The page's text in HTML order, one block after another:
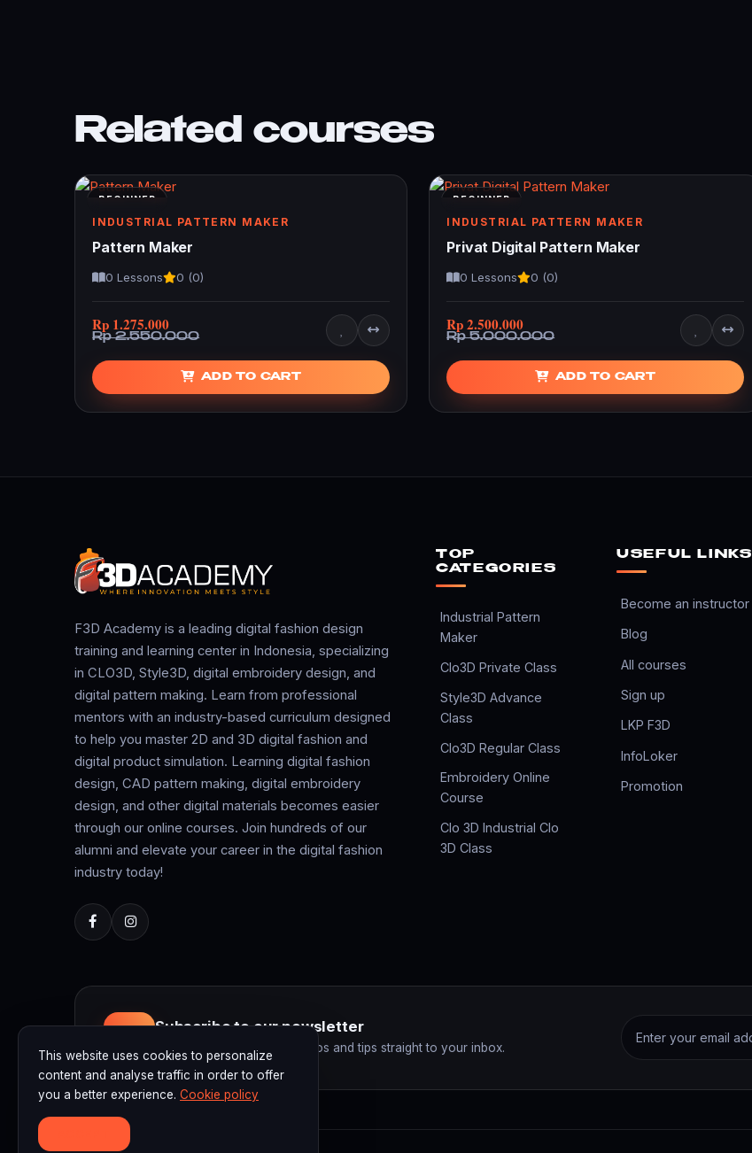
This website uses cookies to personalize
content and analyse traffic in order to offer
you a better experience. Cookie policy
Related courses
BEGINNER
INDUSTRIAL PATTERN MAKER
Pattern Maker
0 Lessons 0 (0)
Rp 1.275.000
Rp 2.550.000
ADD TO CART
BEGINNER
INDUSTRIAL PATTERN MAKER
Privat Digital Pattern Maker
0 Lessons 0 (0)
Rp 2.500.000
Rp 5.000.000
ADD TO CART
F3D Academy is a leading digital fashion design
training and learning center in Indonesia, specializing
in CLO3D, Style3D, digital embroidery design, and
digital pattern making. Learn from professional
mentors with an industry-based curriculum designed
to help you master 2D and 3D digital fashion and
digital product simulation. Learning digital fashion
design, CAD pattern making, digital embroidery
design, and other digital materials becomes easier
through our online courses. Join hundreds of our
alumni and elevate your career in the digital fashion
industry today!
TOP
CATEGORIES
Industrial Pattern
Maker
Clo3D Private Class
Style3D Advance
Class
Clo3D Regular Class
Embroidery Online
Course
Clo 3D Industrial Clo
3D Class
USEFUL LINKS
Become an instructor
Blog
All courses
Sign up
LKP F3D
InfoLoker
Promotion
Subscribe to our newsletter
Get the latest courses, promos and tips straight to your inbox.